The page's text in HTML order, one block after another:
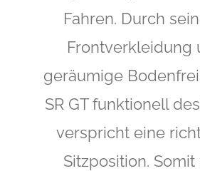
Fahren. Durch
Frontverkleidung
geräumige
SR GT funktionell
verspricht eine
Sitzposition.